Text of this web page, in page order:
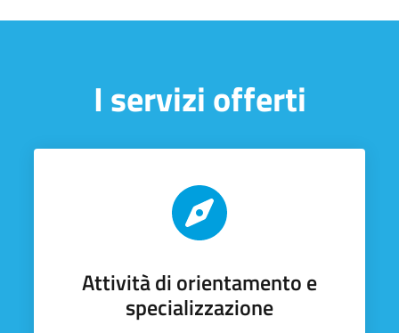
I servizi offerti
Attività di orientamento e
specializzazione